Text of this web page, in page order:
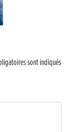
sont indiqués